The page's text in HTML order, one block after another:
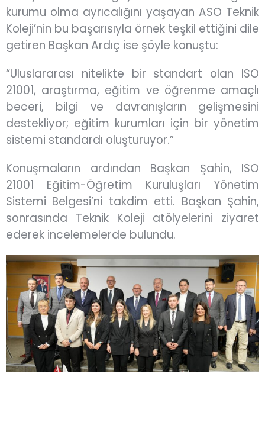
kurumu olma ayrıcalığını yaşayan ASO Teknik
Koleji’nin bu başarısıyla örnek teşkil ettiğini dile
getiren Başkan Ardıç ise şöyle konuştu:
“Uluslararası nitelikte bir standart olan ISO
21001, araştırma, eğitim ve öğrenme amaçlı
beceri, bilgi ve davranışların gelişmesini
destekliyor; eğitim kurumları için bir yönetim
sistemi standardı oluşturuyor.”
Konuşmaların ardından Başkan Şahin, ISO
21001 Eğitim-Öğretim Kuruluşları Yönetim
Sistemi Belgesi’ni takdim etti. Başkan Şahin,
sonrasında Teknik Koleji atölyelerini ziyaret
ederek incelemelerde bulundu.